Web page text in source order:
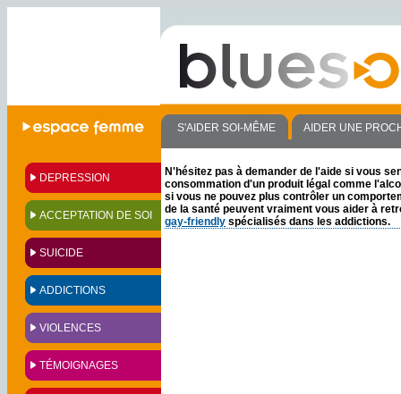
S'AIDER SOI-MÊME AIDER UNE
DEPRESSION
ACCEPTATION DE SOI
SUICIDE
ADDICTIONS
VIOLENCES
TÉMOIGNAGES
N'hésitez pas à demander de l'aide si vous
consommation d'un produit légal comme
si vous ne pouvez plus contrôler un
de la santé peuvent vraiment vous aider à
gay-friendly spécialisés dans les addictions.